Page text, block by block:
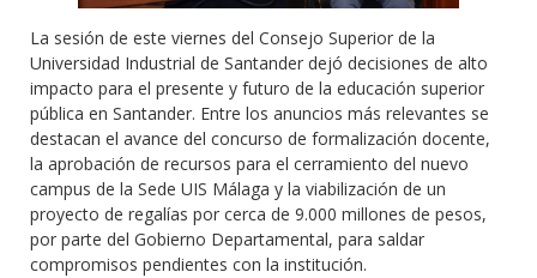
La sesión de este viernes del Consejo Superior de la
Universidad Industrial de Santander dejó decisiones de alto
impacto para el presente y futuro de la educación superior
pública en Santander. Entre los anuncios más relevantes se
destacan el avance del concurso de formalización docente,
la aprobación de recursos para el cerramiento del nuevo
campus de la Sede UIS Málaga y la viabilización de un
proyecto de regalías por cerca de 9.000 millones de pesos,
por parte del Gobierno Departamental, para saldar
compromisos pendientes con la institución.